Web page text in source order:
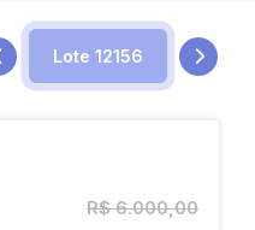
R$ 6.000,00